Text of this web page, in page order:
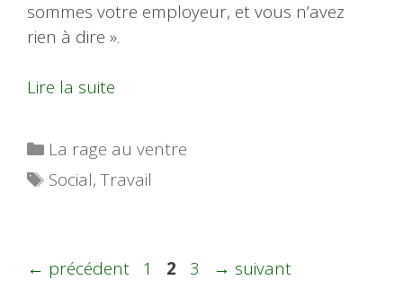
sommes votre employeur, et vous n’avez
rien à dire ».
Lire la suite
Catégories
La rage au ventre
Étiquettes
Social,Travail
← précédent Page
1 Page
2 Page
3 → suivant